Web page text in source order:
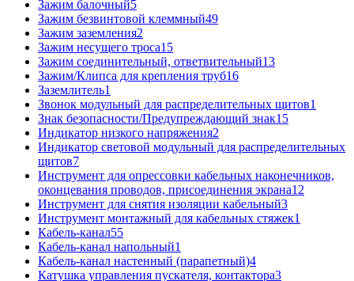
Зажим балочный5
Зажим безвинтовой клеммный49
Зажим заземления2
Зажим несущего троса15
Зажим соединительный, ответвительный13
Зажим/Клипса для крепления труб16
Заземлитель1
Звонок модульный для распределительных щитов1
Знак безопасности/Предупреждающий знак15
Индикатор низкого напряжения2
Индикатор световой модульный для распределительных
щитов7
Инструмент для опрессовки кабельных наконечников,
оконцевания проводов, присоединения экрана12
Инструмент для снятия изоляции кабельный3
Инструмент монтажный для кабельных стяжек1
Кабель-канал55
Кабель-канал напольный1
Кабель-канал настенный (парапетный)4
Катушка управления пускателя, контактора3